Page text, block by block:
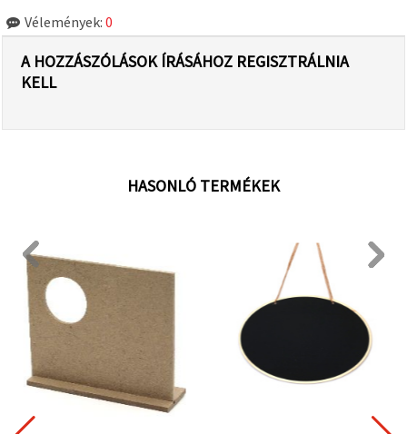
Vélemények: 0
A HOZZÁSZÓLÁSOK ÍRÁSÁHOZ REGISZTRÁLNIA
KELL
HASONLÓ TERMÉKEK